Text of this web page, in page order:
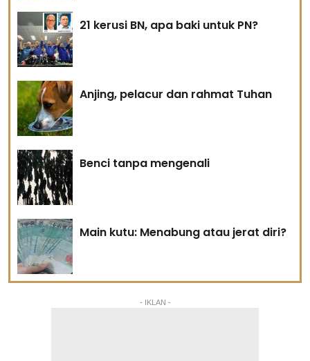
21 kerusi BN, apa baki untuk PN?
Anjing, pelacur dan rahmat Tuhan
Benci tanpa mengenali
Main kutu: Menabung atau jerat diri?
- IKLAN -